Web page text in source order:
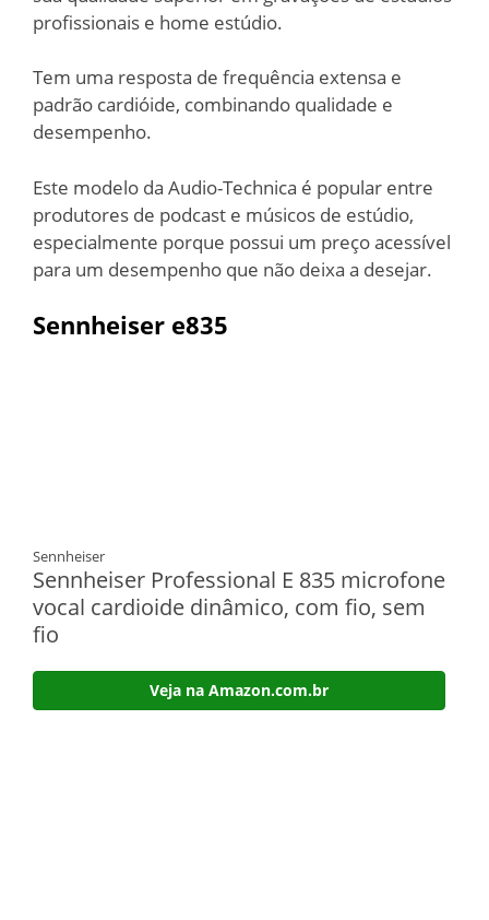
profissionais e home estúdio.
Tem uma resposta de frequência extensa e
padrão cardióide, combinando qualidade e
desempenho.
Este modelo da Audio-Technica é popular entre
produtores de podcast e músicos de estúdio,
especialmente porque possui um preço acessível
para um desempenho que não deixa a desejar.
Sennheiser e835
Sennheiser
Sennheiser Professional E 835 microfone
vocal cardioide dinâmico, com fio, sem
fio
Veja na Amazon.com.br